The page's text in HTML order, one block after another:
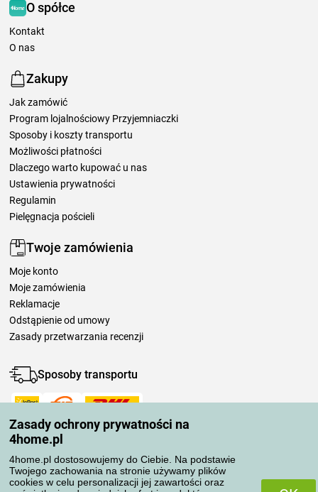
Zasady ochrony prywatności na
4home.pl
4home.pl dostosowujemy do Ciebie. Na podstawie
Twojego zachowania na stronie używamy plików
cookies w celu personalizacji jej zawartości oraz
O spółce
Kontakt
O nas
Zakupy
Jak zamówić
Program lojalnościowy Przyjemniaczki
Sposoby i koszty transportu
Możliwości płatności
Dlaczego warto kupować u nas
Ustawienia prywatności
Regulamin
Pielęgnacja pościeli
Twoje zamówienia
Moje konto
Moje zamówienia
Reklamacje
Odstąpienie od umowy
Zasady przetwarzania recenzji
Sposoby transportu
Metody płatności
Niezawodny sklep